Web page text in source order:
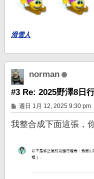
滑雪人
norman
#3 Re: 2025野澤8日
文
章
週日 1月 12, 2025 9:30 pm
我整合成下面這張，